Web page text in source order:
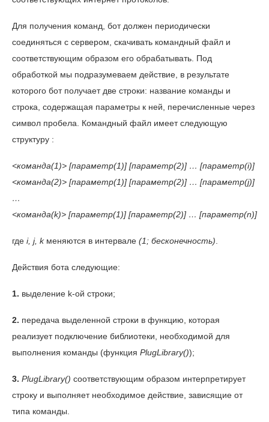
Для получения команд, бот должен периодически
соединяться с сервером, скачивать командный файл и
соответствующим образом его обрабатывать. Под
обработкой мы подразумеваем действие, в результате
которого бот получает две строки: название команды и
строка, содержащая параметры к ней, перечисленные через
символ пробела. Командный файл имеет следующую
структуру :
<команда(1)> [параметр(1)] [параметр(2)] … [параметр(i)]
<команда(2)> [параметр(1)] [параметр(2)] … [параметр(j)]
…
<команда(k)> [параметр(1)] [параметр(2)] … [параметр(n)]
где i, j, kменяются в интервале (1; бесконечность)
Действия бота следующие:
1. выделение k-ой строки;
2. передача выделенной строки в функцию, которая
реализует подключение библиотеки, необходимой для
выполнения команды (функция PlugLibrary());
3. PlugLibrary() соответствующим образом интерпретирует
строку и выполняет необходимое действие, зависящие от
типа команды.